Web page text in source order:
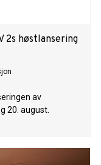
2s høstlansering
av
20. august.